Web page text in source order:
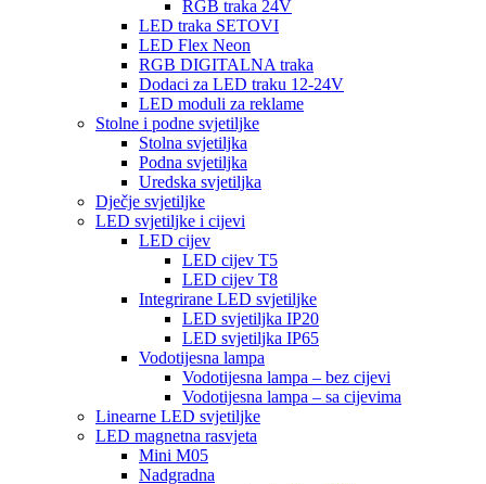
RGB traka 24V
LED traka SETOVI
LED Flex Neon
RGB DIGITALNA traka
Dodaci za LED traku 12-24V
LED moduli za reklame
Stolne i podne svjetiljke
Stolna svjetiljka
Podna svjetiljka
Uredska svjetiljka
Dječje svjetiljke
LED svjetiljke i cijevi
LED cijev
LED cijev T5
LED cijev T8
Integrirane LED svjetiljke
LED svjetiljka IP20
LED svjetiljka IP65
Vodotijesna lampa
Vodotijesna lampa – bez cijevi
Vodotijesna lampa – sa cijevima
Linearne LED svjetiljke
LED magnetna rasvjeta
Mini M05
Nadgradna